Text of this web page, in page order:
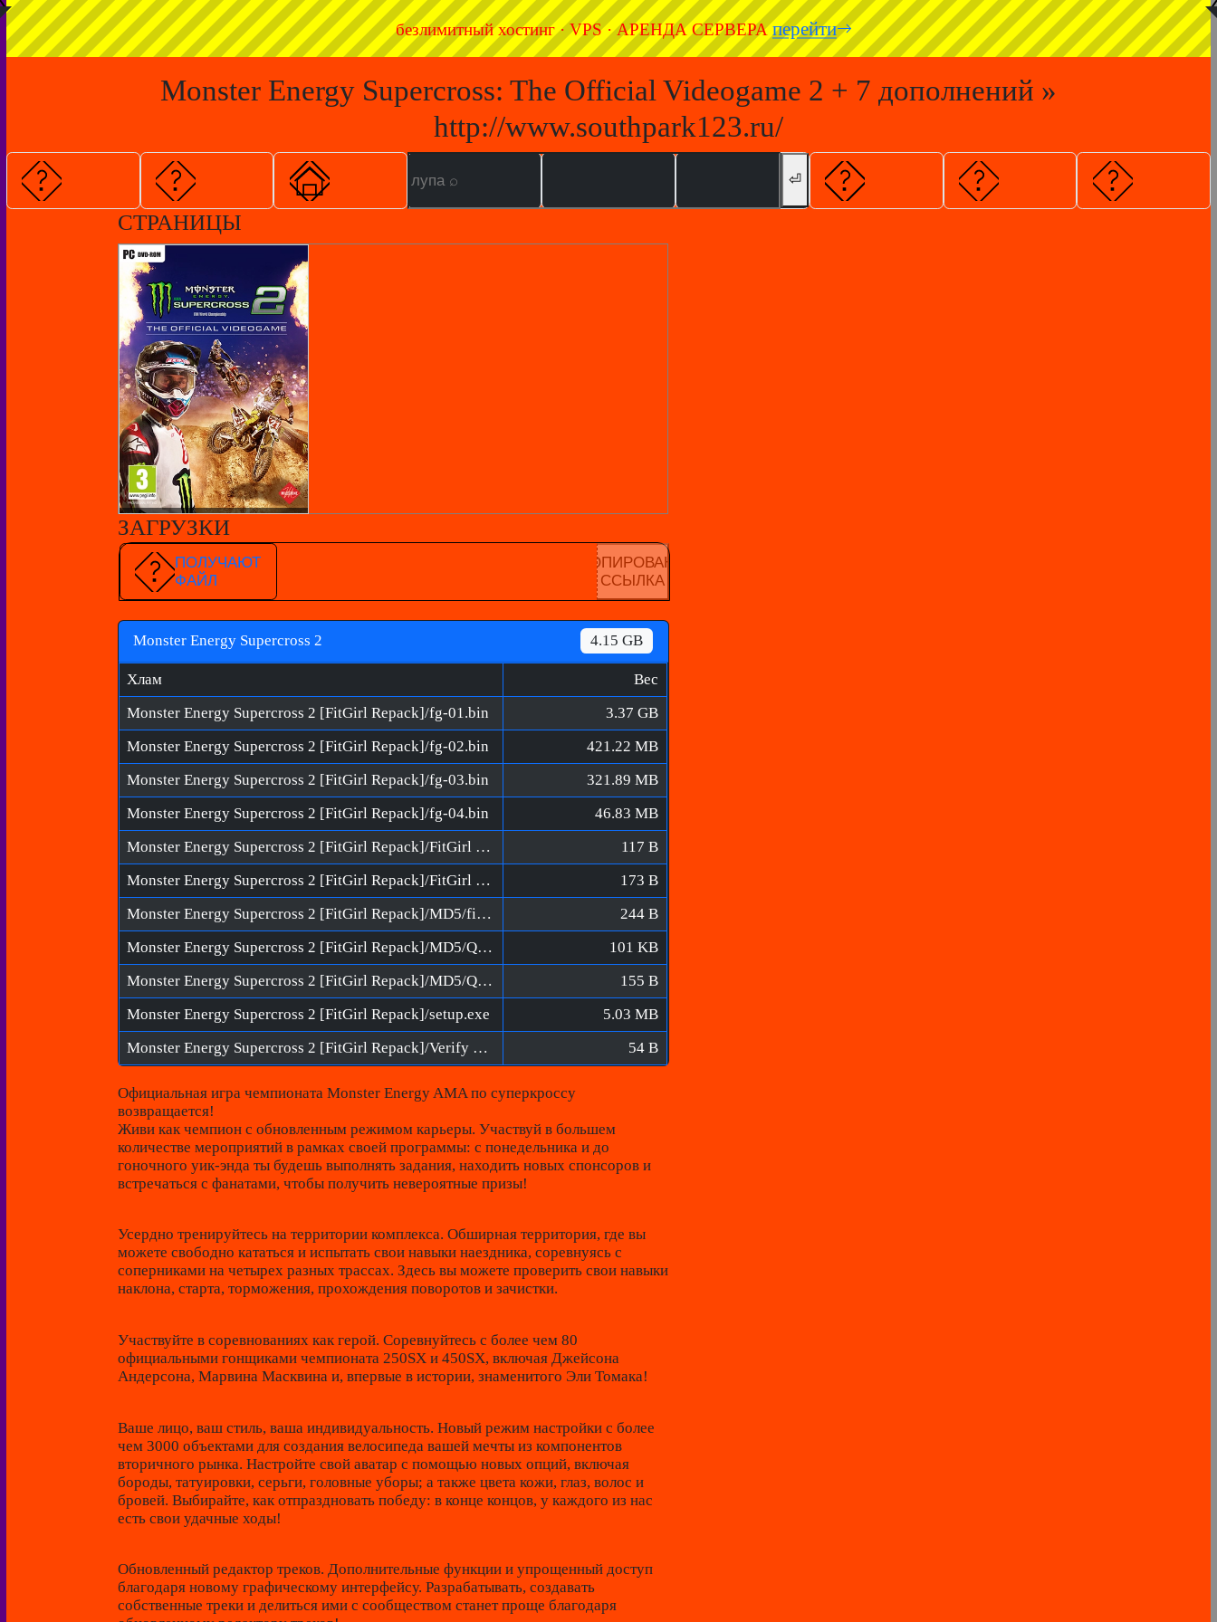
безлимитный хостинг · VPS · АРЕНДА СЕРВЕРАперейти
Monster Energy Supercross: The Official Videogame 2 + 7 дополнений »
http://www.southpark123.ru/
◤ ◥
⏎
СТРАНИЦЫ
ЗАГРУЗКИ
ПОЛУЧАЮТ
ФАЙЛ
КОПИРОВАНА
ССЫЛКА
Monster Energy Supercross 2 4.15 GB
Хлам
Вес
Monster Energy Supercross 2 [FitGirl Repack]/fg-01.bin
3.37 GB
Monster Energy Supercross 2 [FitGirl Repack]/fg-02.bin
421.22 MB
Monster Energy Supercross 2 [FitGirl Repack]/fg-03.bin
321.89 MB
Monster Energy Supercross 2 [FitGirl Repack]/fg-04.bin
46.83 MB
Monster Energy Supercross 2 [FitGirl Repack]/FitGirl releases on 1337x.url
117 B
Monster Energy Supercross 2 [FitGirl Repack]/FitGirl releases on KAT.url
173 B
Monster Energy Supercross 2 [FitGirl Repack]/MD5/fitgirl-bins.md5
244 B
Monster Energy Supercross 2 [FitGirl Repack]/MD5/QuickSFV.EXE
101 KB
Monster Energy Supercross 2 [FitGirl Repack]/MD5/QuickSFV.ini
155 B
Monster Energy Supercross 2 [FitGirl Repack]/setup.exe
5.03 MB
Monster Energy Supercross 2 [FitGirl Repack]/Verify BIN files before installation.bat
54 B
Официальная игра чемпионата Monster Energy AMA по суперкроссу
возвращается!
Живи как чемпион с обновленным режимом карьеры. Участвуй в большем
количестве мероприятий в рамках своей программы: с понедельника и до
гоночного уик-энда ты будешь выполнять задания, находить новых спонсоров и
встречаться с фанатами, чтобы получить невероятные призы!
Усердно тренируйтесь на территории комплекса. Обширная территория, где вы
можете свободно кататься и испытать свои навыки наездника, соревнуясь с
соперниками на четырех разных трассах. Здесь вы можете проверить свои навыки
наклона, старта, торможения, прохождения поворотов и зачистки.
Участвуйте в соревнованиях как герой. Соревнуйтесь с более чем 80
официальными гонщиками чемпионата 250SX и 450SX, включая Джейсона
Андерсона, Марвина Масквина и, впервые в истории, знаменитого Эли Томака!
Ваше лицо, ваш стиль, ваша индивидуальность. Новый режим настройки с более
чем 3000 объектами для создания велосипеда вашей мечты из компонентов
вторичного рынка. Настройте свой аватар с помощью новых опций, включая
бороды, татуировки, серьги, головные уборы; а также цвета кожи, глаз, волос и
бровей. Выбирайте, как отпраздновать победу: в конце концов, у каждого из нас
есть свои удачные ходы!
Обновленный редактор треков. Дополнительные функции и упрощенный доступ
благодаря новому графическому интерфейсу. Разрабатывать, создавать
собственные треки и делиться ими с сообществом станет проще благодаря